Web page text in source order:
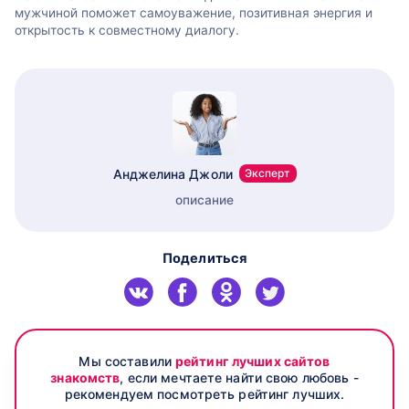
мужчиной поможет самоуважение, позитивная энергия и
открытость к совместному диалогу.
Анджелина Джоли Эксперт
описание
Поделиться
Мы составилирейтинг лучших сайтов
знакомств, если мечтаете найти свою любовь -
рекомендуем посмотреть рейтинг лучших.